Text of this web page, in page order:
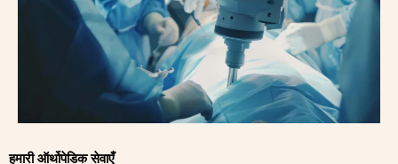
हमारी ऑर्थोपेडिक सेवाएँ